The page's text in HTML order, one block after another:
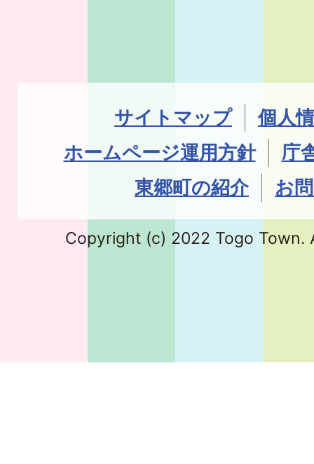
サイトマップ
個人
ホームページ運用方針
庁
東郷町の紹介
お
Copyright (c) 2022 Togo Town.